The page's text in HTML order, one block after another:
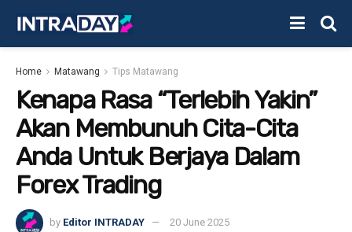
Home Matawang Tips Matawang
Kenapa Rasa “Terlebih Yakin”
Akan Membunuh Cita-Cita
Anda Untuk Berjaya Dalam
Forex Trading
by Editor INTRADAY 20 June 2025